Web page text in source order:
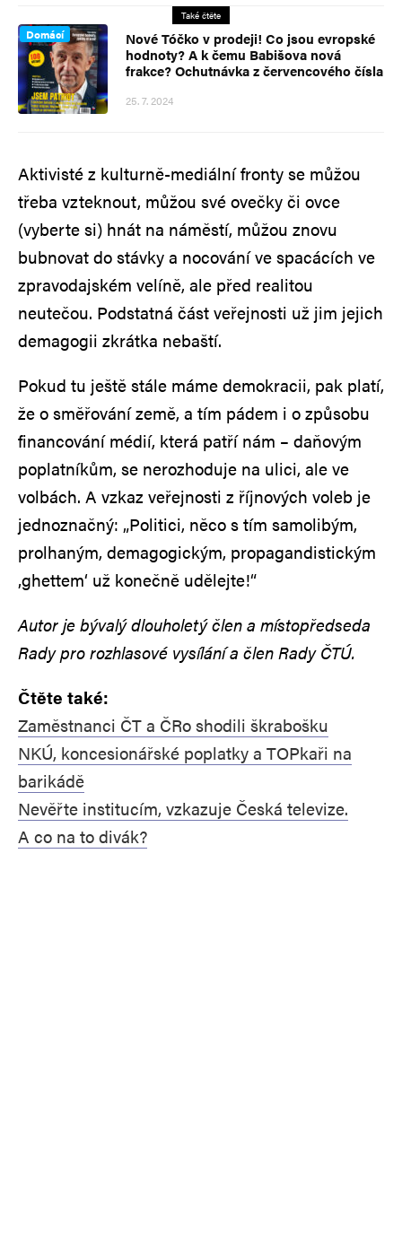
Také čtěte
Domácí
Nové Tóčko v prodeji! Co jsou evropské
hodnoty? A k čemu Babišova nová
frakce? Ochutnávka z červencového čísla
25. 7. 2024
Aktivisté z kulturně-mediální fronty se můžou
třeba vzteknout, můžou své ovečky či ovce
(vyberte si) hnát na náměstí, můžou znovu
bubnovat do stávky a nocování ve spacácích ve
zpravodajském velíně, ale před realitou
neutečou. Podstatná část veřejnosti už jim jejich
demagogii zkrátka nebaští.
Pokud tu ještě stále máme demokracii, pak platí,
že o směřování země, a tím pádem i o způsobu
financování médií, která patří nám – daňovým
poplatníkům, se nerozhoduje na ulici, ale ve
volbách. A vzkaz veřejnosti z říjnových voleb je
jednoznačný: „Politici, něco s tím samolibým,
prolhaným, demagogickým, propagandistickým
‚ghettem‘ už konečně udělejte!“
Autor je bývalý dlouholetý člen a místopředseda
Rady pro rozhlasové vysílání a člen Rady ČTÚ.
Čtěte také:
Zaměstnanci ČT a ČRo shodili škrabošku
NKÚ, koncesionářské poplatky a TOPkaři na
barikádě
Nevěřte institucím, vzkazuje Česká televize.
A co na to divák?